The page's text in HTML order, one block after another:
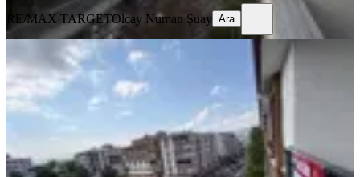
RE/MAX TARGETOlcay Numan Şuay Ara
SIFIR BİNA
Ardahan Kaptanpaşa Mahallesınde
Satılık 2+1 Daıre
Merkez, Kaptanpaşa Mahallesi
90 m²·5. Kat·14.07.2026
3.500.000 ₺